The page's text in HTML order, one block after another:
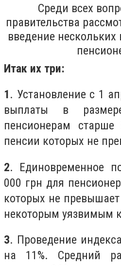
Среди всех
правительства
введение
Итак их три:
1. Установление с 1
выплаты в
пенсионерам
пенсии которых не
2. Единовременное
000 грн для
которых не
некоторым уязвимым
3. Проведение
на 11%. Средний